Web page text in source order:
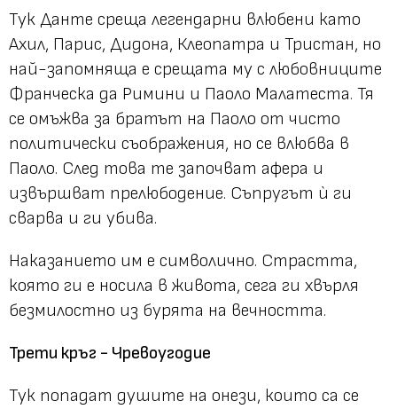
Тук Данте среща легендарни влюбени като
Ахил, Парис, Дидона, Клеопатра и Тристан, но
най-запомняща е срещата му с любовниците
Франческа да Римини и Паоло Малатеста. Тя
се омъжва за братът на Паоло от чисто
политически съображения, но се влюбва в
Паоло. След това те започват афера и
извършват прелюбодение. Съпругът ѝ ги
сварва и ги убива.
Наказанието им е символично. Страстта,
която ги е носила в живота, сега ги хвърля
безмилостно из бурята на вечността.
Трети кръг - Чревоугодие
Тук попадат душите на онези, които са се